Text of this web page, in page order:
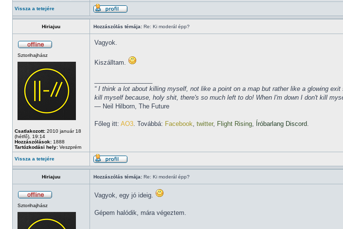
Vissza a tetejére
Hiriajuu Hozzászólás témája: Re: Ki moderál épp?
Sztorihajhász
Csatlakozott: 2010 január 18
(hétfő), 19:14
Hozzászólások: 1888
Tartózkodási hely: Veszprém
Vagyok.
Kiszálltam.
“ I think a lot about killing myself, not like a point on a map but rather like a glowing
kill myself because, holy shit, there's so much left to do! When I'm down I don't kill
― Neil Hilborn, The Future
Főleg itt: AO3. Továbbá: Facebook, twitter, Flight Rising, Íróbarlang Discord.
Vissza a tetejére
Hiriajuu Hozzászólás témája: Re: Ki moderál épp?
Sztorihajhász
Vagyok, egy jó ideig.
Gépem halódik, mára végeztem.